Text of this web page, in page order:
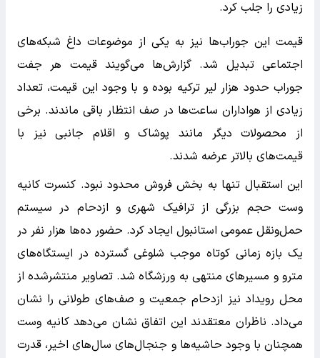
زیادی را جلب کرد.
قیمت این جوراب‌ها نیز به یکی از موضوعات داغ شبکه‌های
اجتماعی تبدیل شد. گزارش‌ها می‌گویند قیمت هر جفت
جوراب حدود هزار لیر ترکیه بوده و با وجود این قیمت، تعداد
زیادی از هواداران ساعت‌ها در صف انتظار باقی ماندند. برخی
از محصولات دیگر مانند پوشاک و اقلام جانبی نیز با
قیمت‌های بالاتر عرضه شدند.
این استقبال تنها به بخش فروش محدود نبود. کنسرت کانیه
وست حجم بزرگی از ترافیک شهری و ازدحام در سیستم
حمل‌ونقل عمومی استانبول ایجاد کرد. حضور ده‌ها هزار نفر در
یک بازه زمانی کوتاه موجب شلوغی گسترده در ایستگاه‌های
مترو و مسیرهای منتهی به ورزشگاه شد. تصاویر منتشرشده از
محل رویداد نیز ازدحام جمعیت و صف‌های طولانی را نشان
می‌داد. ناظران معتقدند این اتفاق نشان می‌دهد کانیه وست
همچنان با وجود حاشیه‌ها و جنجال‌های سال‌های اخیر، قدرت